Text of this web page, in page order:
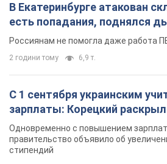
В Екатеринбурге атакован
есть попадания, поднялся
Россиянам не помогла даже работа
2 години тому 6,9 т.
С 1 сентября украинским
зарплаты: Корецкий
Одновременно с повышением
правительство объявило об
стипендий